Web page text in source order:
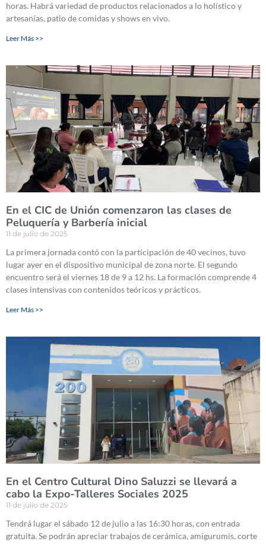
horas. Habrá variedad de productos relacionados a lo holístico y
artesanías, patio de comidas y shows en vivo.
Leer Más >>
En el CIC de Unión comenzaron las clases de
Peluquería y Barbería inicial
11 de julio de 2025
La primera jornada contó con la participación de 40 vecinos, tuvo
lugar ayer en el dispositivo municipal de zona norte. El segundo
encuentro será el viernes 18 de 9 a 12 hs. La formación comprende 4
clases intensivas con contenidos teóricos y prácticos.
Leer Más >>
En el Centro Cultural Dino Saluzzi se llevará a
cabo la Expo-Talleres Sociales 2025
11 de julio de 2025
Tendrá lugar el sábado 12 de julio a las 16:30 horas, con entrada
gratuita. Se podrán apreciar trabajos de cerámica, amigurumis, corte